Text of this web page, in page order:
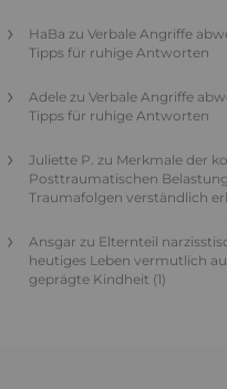
HaBa zu Verbale Angriffe
Tipps für ruhige Antworten
Adele zu Verbale Angriffe
Tipps für ruhige Antworten
Juliette P. zu Merkmale der
Posttraumatischen
Traumafolgen verständlich
Ansgar zu Elternteil
heutiges Leben vermutlich
geprägte Kindheit (1)